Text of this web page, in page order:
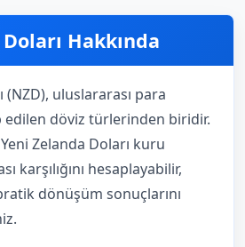
Hakkında
(NZD), uluslararası para
edilen döviz türlerinden biridir.
Zelanda Doları kuru
karşılığını hesaplayabilir,
dönüşüm sonuçlarını